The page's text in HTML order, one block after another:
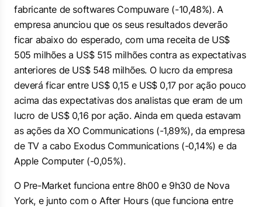
fabricante de softwares Compuware (-10,48%). A
empresa anunciou que os seus resultados deverão
ficar abaixo do esperado, com uma receita de US$
505 milhões a US$ 515 milhões contra as expectativas
anteriores de US$ 548 milhões. O lucro da empresa
deverá ficar entre US$ 0,15 e US$ 0,17 por ação pouco
acima das expectativas dos analistas que eram de um
lucro de US$ 0,16 por ação. Ainda em queda estavam
as ações da XO Communications (-1,89%), da empresa
de TV a cabo Exodus Communications (-0,14%) e da
Apple Computer (-0,05%).
O Pre-Market funciona entre 8h00 e 9h30 de Nova
York, e junto com o After Hours (que funciona entre